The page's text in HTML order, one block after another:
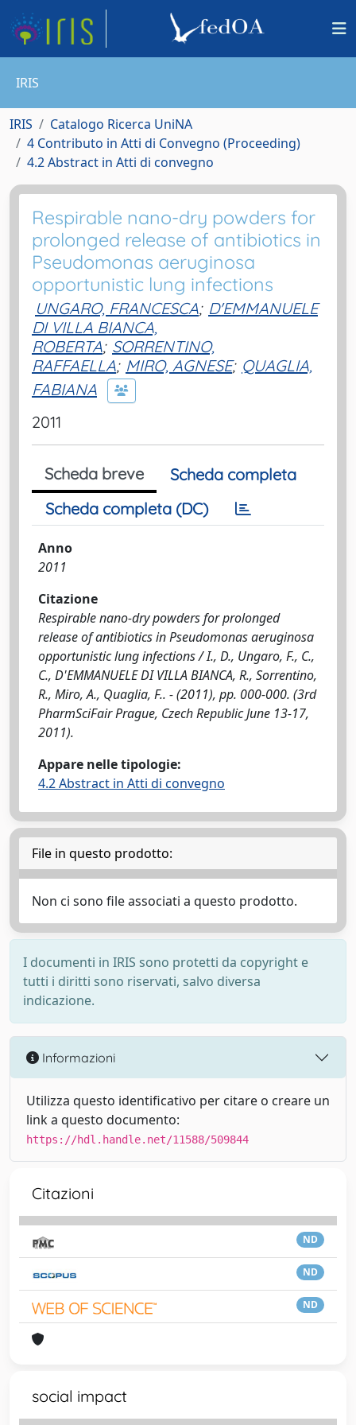
IRIS
IRIS
Catalogo Ricerca UniNA
4 Contributo in Atti di Convegno (Proceeding)
4.2 Abstract in Atti di convegno
Respirable nano-dry powders for
prolonged release of antibiotics in
Pseudomonas aeruginosa
opportunistic lung infections
UNGARO, FRANCESCA; D'EMMANUELE
DI VILLA BIANCA,
ROBERTA; SORRENTINO,
RAFFAELLA; MIRO, AGNESE; QUAGLIA,
FABIANA
2011
Scheda breve
Scheda completa
Scheda completa (DC)
Anno
2011
Citazione
Respirable nano-dry powders for prolonged
release of antibiotics in Pseudomonas aeruginosa
opportunistic lung infections / I., D., Ungaro, F., C.,
C., D'EMMANUELE DI VILLA BIANCA, R., Sorrentino,
R., Miro, A., Quaglia, F.. - (2011), pp. 000-000. (3rd
PharmSciFair Prague, Czech Republic June 13-17,
2011).
Appare nelle tipologie:
4.2 Abstract in Atti di convegno
File in questo prodotto:
Non ci sono file associati a questo prodotto.
I documenti in IRIS sono protetti da copyright e
tutti i diritti sono riservati, salvo diversa
indicazione.
Informazioni
Utilizza questo identificativo per citare o creare un
link a questo documento:
https://hdl.handle.net/11588/509844
Citazioni
ND
ND
ND
social impact